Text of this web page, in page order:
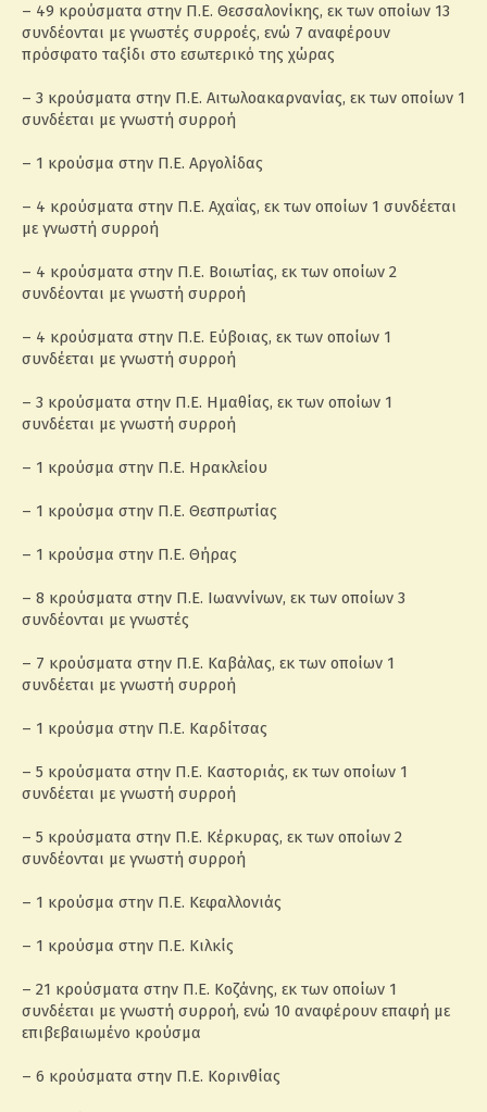
– 49 κρούσματα στην Π.Ε. Θεσσαλονίκης, εκ των οποίων 13
συνδέονται με γνωστές συρροές, ενώ 7 αναφέρουν
πρόσφατο ταξίδι στο εσωτερικό της χώρας
– 3 κρούσματα στην Π.Ε. Αιτωλοακαρνανίας, εκ των οποίων 1
συνδέεται με γνωστή συρροή
– 1 κρούσμα στην Π.Ε. Αργολίδας
– 4 κρούσματα στην Π.Ε. Αχαΐας, εκ των οποίων 1 συνδέεται
με γνωστή συρροή
– 4 κρούσματα στην Π.Ε. Βοιωτίας, εκ των οποίων 2
συνδέονται με γνωστή συρροή
– 4 κρούσματα στην Π.Ε. Εύβοιας, εκ των οποίων 1
συνδέεται με γνωστή συρροή
– 3 κρούσματα στην Π.Ε. Ημαθίας, εκ των οποίων 1
συνδέεται με γνωστή συρροή
– 1 κρούσμα στην Π.Ε. Ηρακλείου
– 1 κρούσμα στην Π.Ε. Θεσπρωτίας
– 1 κρούσμα στην Π.Ε. Θήρας
– 8 κρούσματα στην Π.Ε. Ιωαννίνων, εκ των οποίων 3
συνδέονται με γνωστές
– 7 κρούσματα στην Π.Ε. Καβάλας, εκ των οποίων 1
συνδέεται με γνωστή συρροή
– 1 κρούσμα στην Π.Ε. Καρδίτσας
– 5 κρούσματα στην Π.Ε. Καστοριάς, εκ των οποίων 1
συνδέεται με γνωστή συρροή
– 5 κρούσματα στην Π.Ε. Κέρκυρας, εκ των οποίων 2
συνδέονται με γνωστή συρροή
– 1 κρούσμα στην Π.Ε. Κεφαλλονιάς
– 1 κρούσμα στην Π.Ε. Κιλκίς
– 21 κρούσματα στην Π.Ε. Κοζάνης, εκ των οποίων 1
συνδέεται με γνωστή συρροή, ενώ 10 αναφέρουν επαφή με
επιβεβαιωμένο κρούσμα
– 6 κρούσματα στην Π.Ε. Κορινθίας